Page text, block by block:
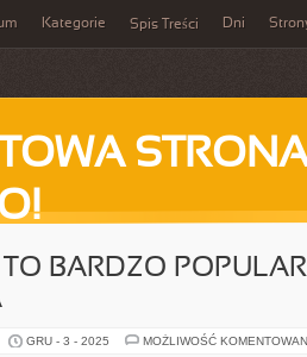
Kategorie Spis Treści Dni
TO BARDZO
GRU - 3 - 2025 MOŻLIWOŚĆ